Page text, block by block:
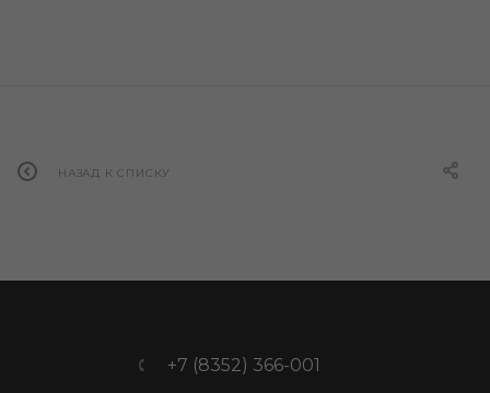
НАЗАД К СПИСКУ
+7 (8352) 366-001